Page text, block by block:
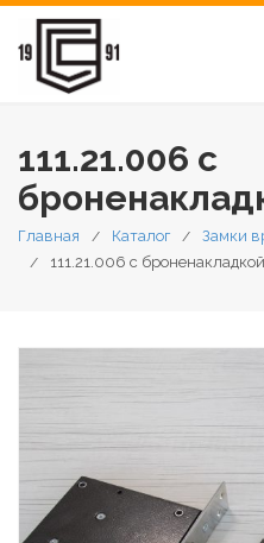
111.21.006 с
Главная Каталог
Замки
111.21.006 с броненакладкой